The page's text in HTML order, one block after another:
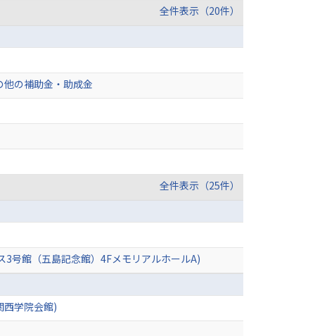
全件表示（20件）
の補助金・助成金
全件表示（25件）
号館（五島記念館）4FメモリアルホールA)
西学院会館)